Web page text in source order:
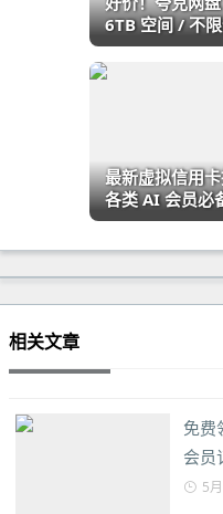
6TB 空间 / 不
最新虚拟信用
各类 AI 会员必
相关文章
免费
会员
5